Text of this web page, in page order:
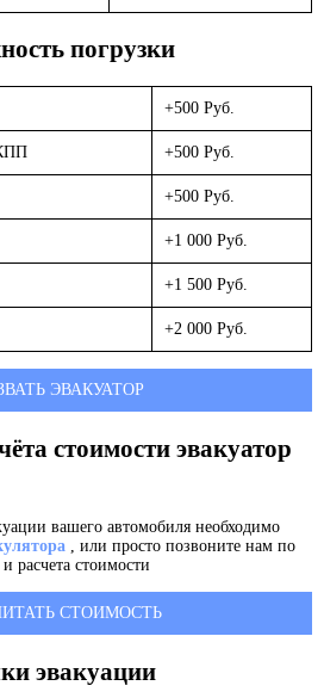
погрузки
+500 Руб.
+500 Руб.
+500 Руб.
+1 000 Руб.
+1 500 Руб.
+2 000 Руб.
ЭВАКУАТОР
стоимости эвакуатор
вашего автомобиля необходимо
, или просто позвоните нам по
расчета стоимости
СТОИМОСТЬ
эвакуации